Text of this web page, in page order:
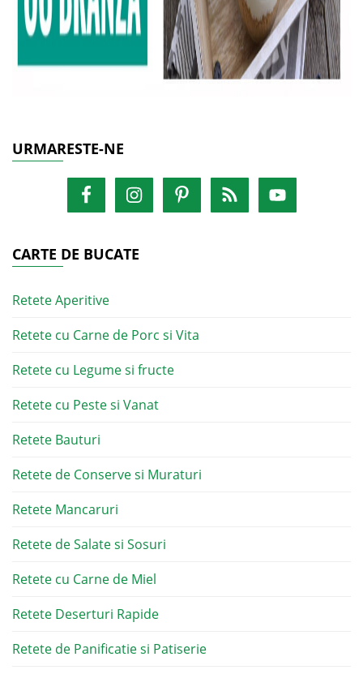
URMARESTE-NE
CARTE DE BUCATE
Retete Aperitive
Retete cu Carne de Porc si Vita
Retete cu Legume si fructe
Retete cu Peste si Vanat
Retete Bauturi
Retete de Conserve si Muraturi
Retete Mancaruri
Retete de Salate si Sosuri
Retete cu Carne de Miel
Retete Deserturi Rapide
Retete de Panificatie si Patiserie